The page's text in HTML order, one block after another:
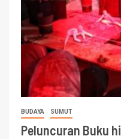
BUDAYA SUMUT
Peluncuran Buku